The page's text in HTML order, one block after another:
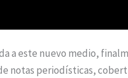
a este nuevo medio,
notas periodísticas,